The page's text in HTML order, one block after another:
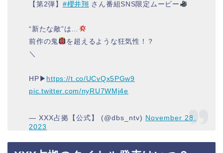
【第2弾】 #櫻井翔 さん番組SNS限定ムービー
“新たな敵”は…
前作の鬼
を超えるような狂気性！？
＼
HP▶︎ https://t.co/UCvQx5PGw9
pic.twitter.com/nyRU7WMj4e
— XXX占拠【公式】 (@dbs_ntv) November 28,
2023